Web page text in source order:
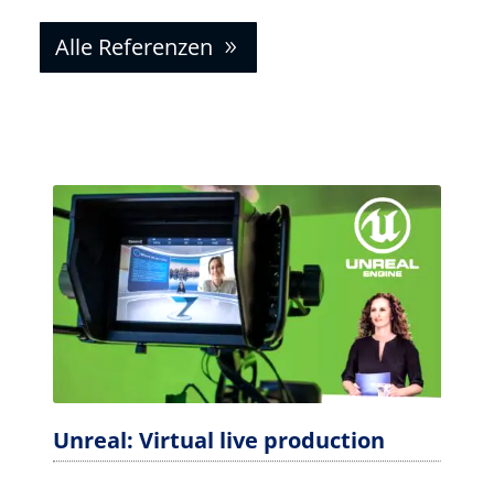
Alle Refe­ren­zen
Unreal: Virtual live production